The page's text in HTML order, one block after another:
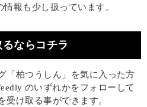
情報も少し扱っています。
ならコチラ
「柏つうしん」を気に入った方
のいずれかをフォローして
受け取る事ができます。